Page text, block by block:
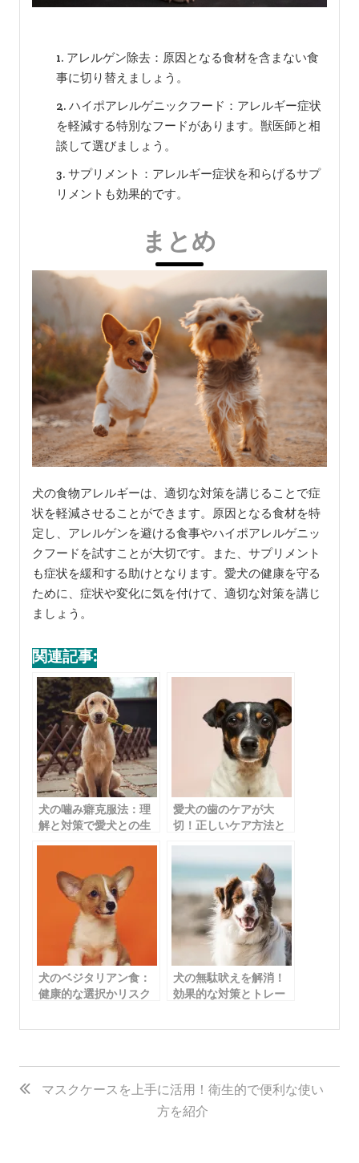
アレルゲン除去：原因となる食材を含まない食
事に切り替えましょう。
ハイポアレルゲニックフード：アレルギー症状
を軽減する特別なフードがあります。獣医師と相
談して選びましょう。
サプリメント：アレルギー症状を和らげるサプ
リメントも効果的です。
まとめ
犬の食物アレルギーは、適切な対策を講じることで症
状を軽減させることができます。原因となる食材を特
定し、アレルゲンを避ける食事やハイポアレルゲニッ
クフードを試すことが大切です。また、サプリメント
も症状を緩和する助けとなります。愛犬の健康を守る
ために、症状や変化に気を付けて、適切な対策を講じ
ましょう。
関連記事:
犬の噛み癖克服法：理
解と対策で愛犬との生
愛犬の歯のケアが大
切！正しいケア方法と
犬のベジタリアン食：
健康的な選択かリスク
犬の無駄吠えを解消！
効果的な対策とトレー
投
稿
マスクケースを上手に活用！衛生的で便利な使い
方を紹介